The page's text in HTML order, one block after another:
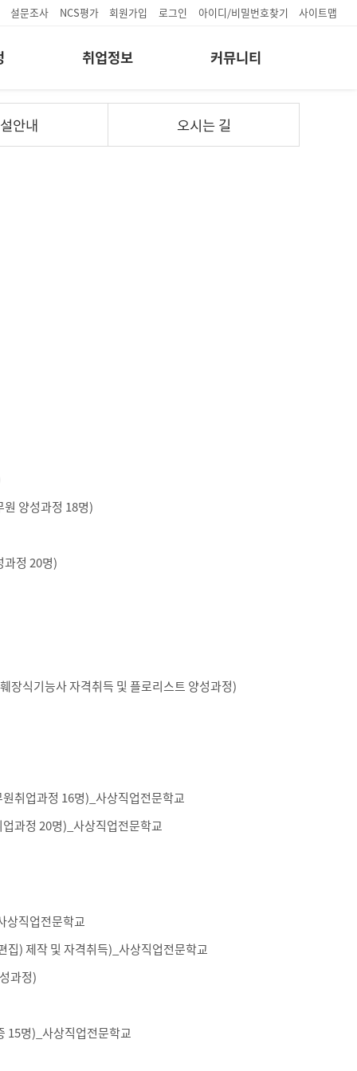
설문조사 NCS평가 회원가입 로그인 아이디/비밀번호찾기 사이트맵
취업정보 커뮤니티
안내 오시는 길
양성과정 18명)
과정 20명)
장식기능사 자격취득 및 플로리스트 양성과정)
취업과정 16명)_사상직업전문학교
과정 20명)_사상직업전문학교
상직업전문학교
) 제작 및 자격취득)_사상직업전문학교
과정)
15명)_사상직업전문학교